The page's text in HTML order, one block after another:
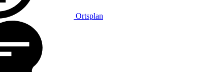
Ortsplan